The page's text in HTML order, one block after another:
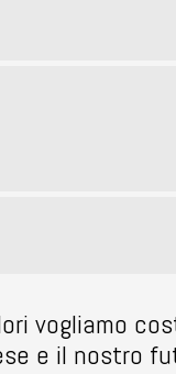
vogliamo
e il nostro